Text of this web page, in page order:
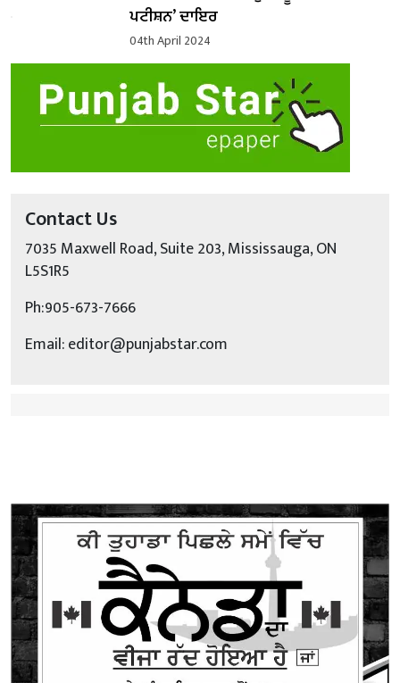
ਪਟੀਸ਼ਨ’ ਦਾਇਰ
04th April 2024
Contact Us
7035 Maxwell Road, Suite 203, Mississauga, ON
L5S1R5
Ph:905-673-7666
Email: editor@punjabstar.com